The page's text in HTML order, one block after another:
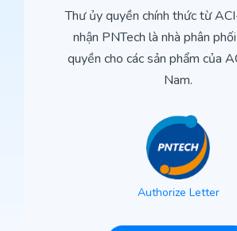
Thư ủy quyền chính thức từ
nhận PNTech là nhà phân
quyền cho các sản phẩm của
Nam.
Authorize Letter